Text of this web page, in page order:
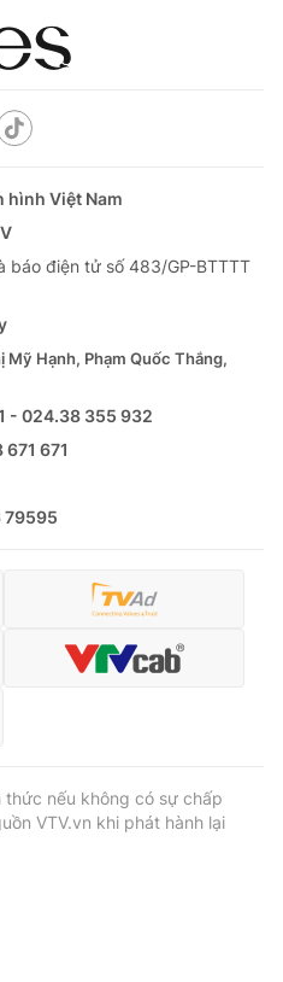
nếu không có sự chấp
VTV.vn khi phát hành lại
hình Việt Nam
báo điện tử số 483/GP-BTTTT
Mỹ Hạnh, Phạm Quốc Thắng,
- 024.38 355 932
671
79595
thức nếu không có sự chấp
VTV.vn khi phát hành lại